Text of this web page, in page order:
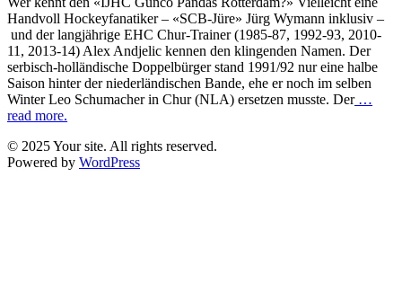
Handvoll Hockeyfanatiker – «SCB-Jüre» Jürg Wymann inklusiv –
und der langjährige EHC Chur-Trainer (1985-87, 1992-93, 2010-
11, 2013-14) Alex Andjelic kennen den klingenden Namen. Der
serbisch-holländische Doppelbürger stand 1991/92 nur eine halbe
Saison hinter der niederländischen Bande, ehe er noch im selben
Winter Leo Schumacher in Chur (NLA) ersetzen musste. Der…
read more.
© 2025 Your site. All rights reserved.
Powered by WordPress